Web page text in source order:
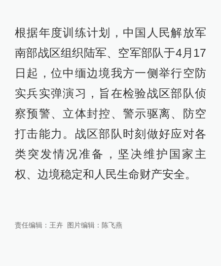
根据年度训练计划，中国人民解放军
南部战区组织陆军、空军部队于4月17
日起，位中缅边境我方一侧举行空防
实兵实弹演习，旨在检验战区部队侦
察预警、立体封控、警示驱离、防空
打击能力。战区部队时刻做好应对各
类突发情况准备，坚决维护国家主
权、边境稳定和人民生命财产安全。
责任编辑： 王卉 图片编辑： 陈飞燕